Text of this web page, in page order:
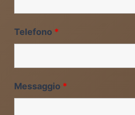
Telefono *
Messaggio *